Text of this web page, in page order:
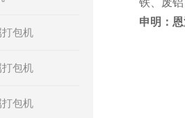
包机
包机
包机
铁、废
申明：